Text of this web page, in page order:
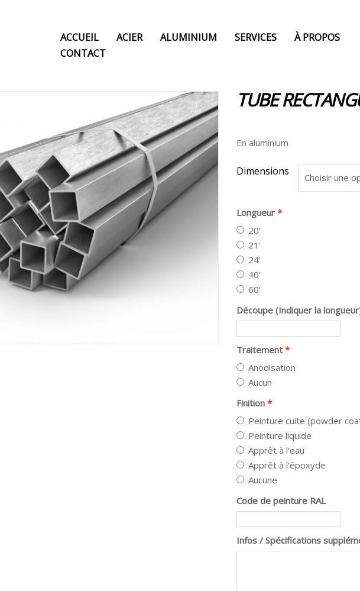
ACCUEIL ACIER ALUMINIUM SERVICES
À PROPOS
CONTACT
TUBE
En aluminium
Dimensions
Longueur
20'
21'
24'
40'
60'
Découpe (Indiquer la
Traitement
Anodisation
Aucun
Finition
Peinture cuite (powder
Peinture liquide
Apprêt à l’eau
Apprêt à l’époxyde
Aucune
Code de peinture RAL
Infos / Spécifications